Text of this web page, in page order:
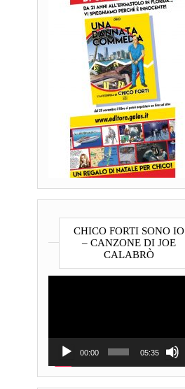
CHICO FORTI SONO IO
– CANZONE DI JOE
CALABRÒ
00:00 05:35